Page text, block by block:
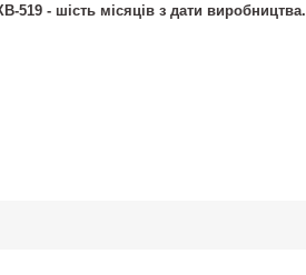
519 - шість місяців з дати виробництва.